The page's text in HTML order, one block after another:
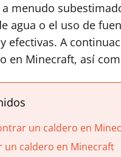
menudo
agua o el uso de
efectivas. A
en Minecraft, así
un caldero en
un caldero en Minecraft